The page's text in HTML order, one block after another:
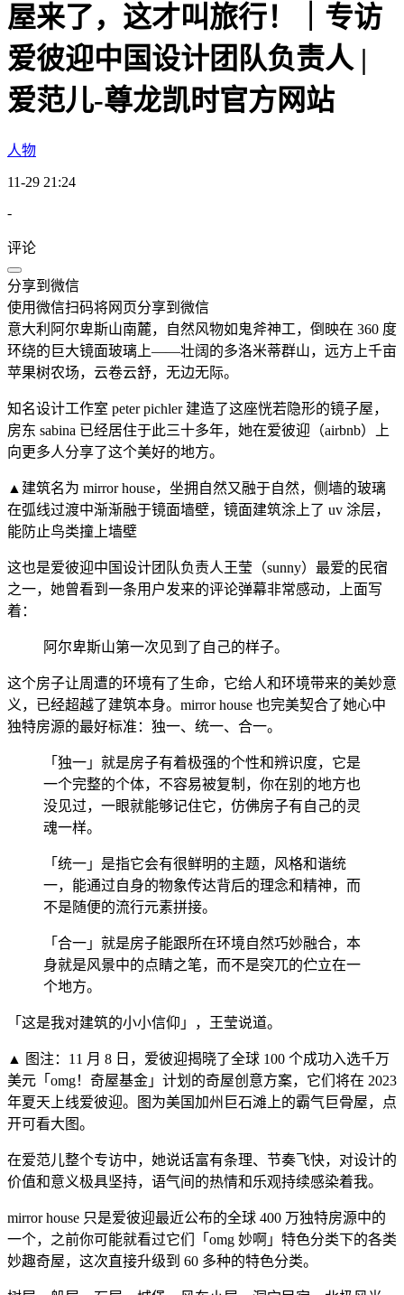
屋来了，这才叫旅行！｜专访
爱彼迎中国设计团队负责人 |
爱范儿-尊龙凯时官方网站
人物
11-29 21:24
-
评论
分享到微信
使用微信扫码将网页分享到微信
意大利阿尔卑斯山南麓，自然风物如鬼斧神工，倒映在 360 度
环绕的巨大镜面玻璃上——壮阔的多洛米蒂群山，远方上千亩
苹果树农场，云卷云舒，无边无际。
知名设计工作室 peter pichler 建造了这座恍若隐形的镜子屋，
房东 sabina 已经居住于此三十多年，她在爱彼迎（airbnb）上
向更多人分享了这个美好的地方。
▲建筑名为 mirror house，坐拥自然又融于自然，侧墙的玻璃
在弧线过渡中渐渐融于镜面墙壁，镜面建筑涂上了 uv 涂层，
能防止鸟类撞上墙壁
这也是爱彼迎中国设计团队负责人王莹（sunny）最爱的民宿
之一，她曾看到一条用户发来的评论弹幕非常感动，上面写
着：
阿尔卑斯山第一次见到了自己的样子。
这个房子让周遭的环境有了生命，它给人和环境带来的美妙意
义，已经超越了建筑本身。mirror house 也完美契合了她心中
独特房源的最好标准：独一、统一、合一。
「独一」就是房子有着极强的个性和辨识度，它是
一个完整的个体，不容易被复制，你在别的地方也
没见过，一眼就能够记住它，仿佛房子有自己的灵
魂一样。
「统一」是指它会有很鲜明的主题，风格和谐统
一，能通过自身的物象传达背后的理念和精神，而
不是随便的流行元素拼接。
「合一」就是房子能跟所在环境自然巧妙融合，本
身就是风景中的点睛之笔，而不是突兀的伫立在一
个地方。
「这是我对建筑的小小信仰」，王莹说道。
▲ 图注：11 月 8 日，爱彼迎揭晓了全球 100 个成功入选千万
美元「omg！奇屋基金」计划的奇屋创意方案，它们将在 2023
年夏天上线爱彼迎。图为美国加州巨石滩上的霸气巨骨屋，点
开可看大图。
在爱范儿整个专访中，她说话富有条理、节奏飞快，对设计的
价值和意义极具坚持，语气间的热情和乐观持续感染着我。
mirror house 只是爱彼迎最近公布的全球 400 万独特房源中的
一个，之前你可能就看过它们「omg 妙啊」特色分类下的各类
妙趣奇屋，这次直接升级到 60 多种的特色分类。